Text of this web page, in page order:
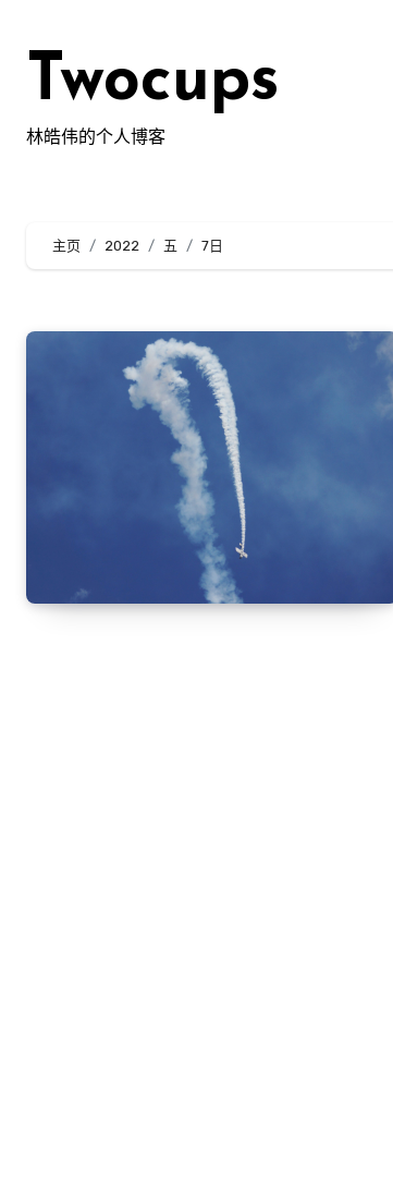
Twocups
林皓伟的个人博客
主页 2022 五 7日